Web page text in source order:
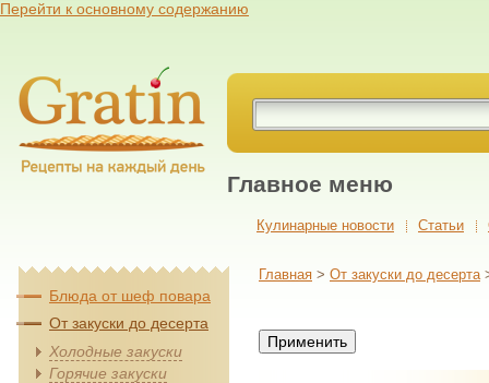
Перейти к основному содержанию
Главное меню
Кулинарные новости Cтатьи
Главная > От закуски до десерта
Блюда от шеф повара
От закуски до десерта
Холодные закуски
Горячие закуски